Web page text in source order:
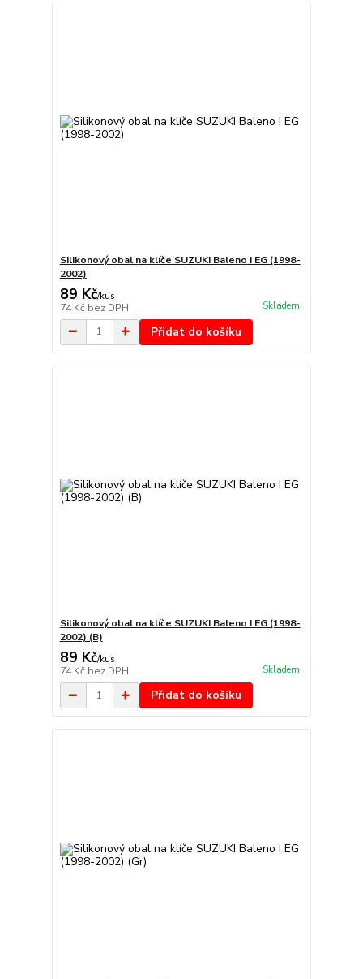
Silikonový obal na klíče SUZUKI Baleno I EG (1998-
2002)
89 Kč/kus
74 Kč bez DPH Skladem
Přidat do košíku
Silikonový obal na klíče SUZUKI Baleno I EG (1998-
2002) (B)
89 Kč/kus
74 Kč bez DPH Skladem
Přidat do košíku